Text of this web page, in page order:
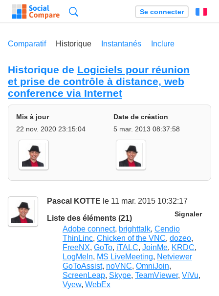
Se connecter
Comparatif Historique Instantanés Inclure
Historique de Logiciels pour réunion
et prise de contrôle à distance, web
conference via Internet
Mis à jour
22 nov. 2020 23:15:04
Date de création
5 mar. 2013 08:37:58
Pascal KOTTE le 11 mar. 2015 10:32:17
Signaler
Liste des éléments (21)
Adobe connect, brighttalk, Cendio
ThinLinc, Chicken of the VNC, dozeo,
FreeNX, GoTo, iTALC, JoinMe, KRDC,
LogMeIn, MS LiveMeeting, Netviewer
GoToAssist, noVNC, OmniJoin,
ScreenLeap, Skype, TeamViewer, ViVu,
Vyew, WebEx